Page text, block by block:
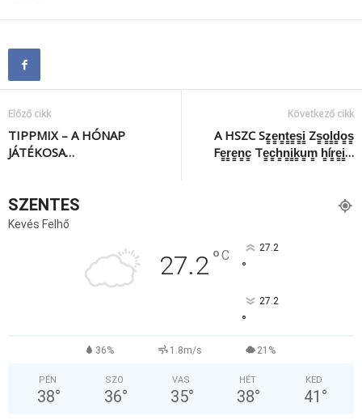
Előző cikk
TIPPMIX – A HÓNAP
JÁTÉKOSA…
Következő cikk
A HSZC Sz̳e̳n̳t̳e̳s̳i̳ Zs̳o̳l̳d̳o̳s̳
Fe̳r̳e̳n̳c̳ Te̳c̳h̳n̳i̳k̳u̳m̳ h̳ír̳e̳i̳…
SZENTES
Kevés Felhő
27.2°C 27.2
°
27.2
°
36% 1.8m/s 21%
PÉN
38°
SZO
36°
VAS
35°
HÉT
38°
KED
41 °